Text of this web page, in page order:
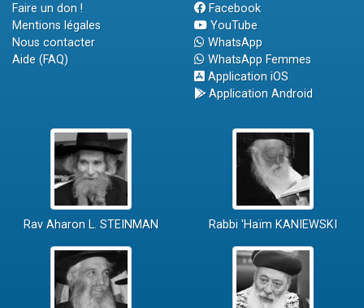
Faire un don !
Mentions légales
Nous contacter
Aide (FAQ)
Facebook
YouTube
WhatsApp
WhatsApp Femmes
Application iOS
Application Android
Rav Aharon L. STEINMAN Rabbi 'Haïm KANIEWSKI